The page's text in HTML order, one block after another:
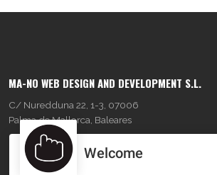
MA-NO WEB DESIGN AND DEVELOPMENT S.L.
C/ Nuredduna 22, 1-3, 07006
Palma de Mallorca, Baleares
OUR COMPANY Welcome